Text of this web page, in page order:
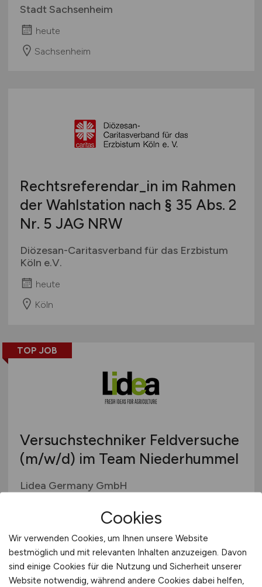
Stadt Sachsenheim
heute
Sachsenheim
Rechtsreferendar_in im Rahmen
der Wahlstation nach § 35 Abs. 2
Nr. 5 JAG NRW
Diözesan-Caritasverband für das Erzbistum
Köln e.V.
heute
Köln
TOP JOB
Versuchstechniker Feldversuche
(m/w/d) im Team Niederhummel
Lidea Germany GmbH
TOP JOB
Cookies
Wir verwenden Cookies, um Ihnen unsere Website
bestmöglich und mit relevanten Inhalten anzuzeigen. Davon
sind einige Cookies für die Nutzung und Sicherheit unserer
Website notwendig, während andere Cookies dabei helfen,